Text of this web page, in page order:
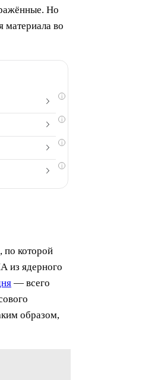
Но
материала во
i
i
i
i
по которой
из ядерного
— всего
образом,